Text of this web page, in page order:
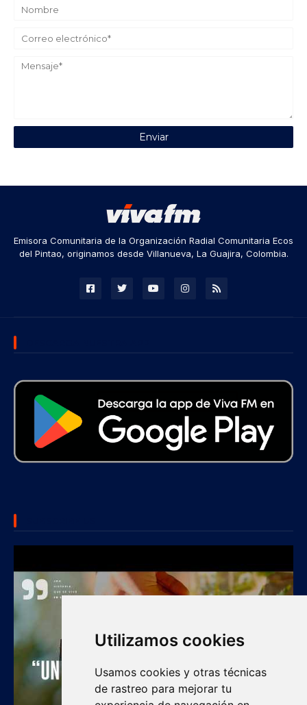
Utilizamos cookies
Usamos cookies y otras técnicas
de rastreo para mejorar tu
Emisora Comunitaria de la Organización Radial Comunitaria Ecos
del Pintao, originamos desde Villanueva, La Guajira, Colombia.